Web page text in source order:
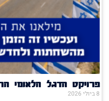
פרויקט הדגל הלאומי
8 ביולי 2026